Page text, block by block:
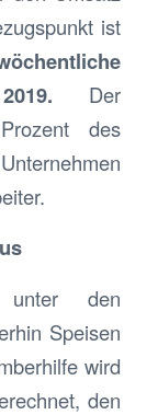
ist
Der
des
unter den
Speisen
wird
den